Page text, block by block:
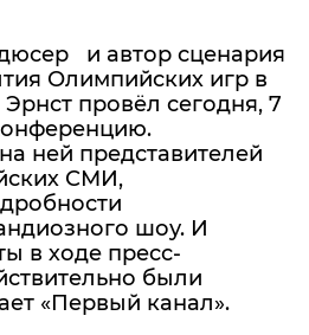
и автор сценария
Олимпийских игр в
провёл сегодня, 7
ней представителей
СМИ,
шоу. И
в ходе пресс-
были
«Первый канал».